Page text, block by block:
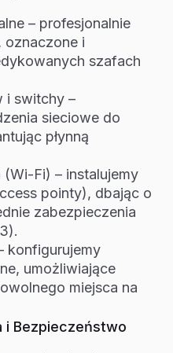
– profesjonalnie
oznaczone i
szafach
i switchy –
sieciowe do
płynną
Fi) – instalujemy
pointy), dbając o
zabezpieczenia
konfigurujemy
umożliwiające
miejsca na
i Bezpieczeństwo